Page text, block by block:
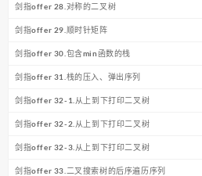
剑指offer 28.对称的二叉树
剑指offer 29.顺时针矩阵
剑指offer 30.包含min函数的栈
剑指offer 31.栈的压入、弹出序列
剑指offer 32-1.从上到下打印二叉树
剑指offer 32-2.从上到下打印二叉树
剑指offer 32-3.从上到下打印二叉树
剑指offer 33.二叉搜索树的后序遍历序列